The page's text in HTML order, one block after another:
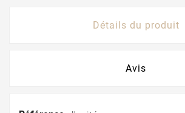
Détails du produit
Avis